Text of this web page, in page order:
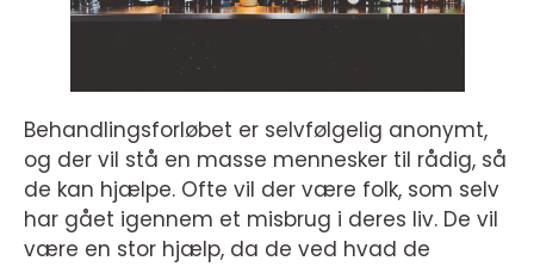
Behandlingsforløbet er selvfølgelig anonymt,
og der vil stå en masse mennesker til rådig, så
de kan hjælpe. Ofte vil der være folk, som selv
har gået igennem et misbrug i deres liv. De vil
være en stor hjælp, da de ved hvad de